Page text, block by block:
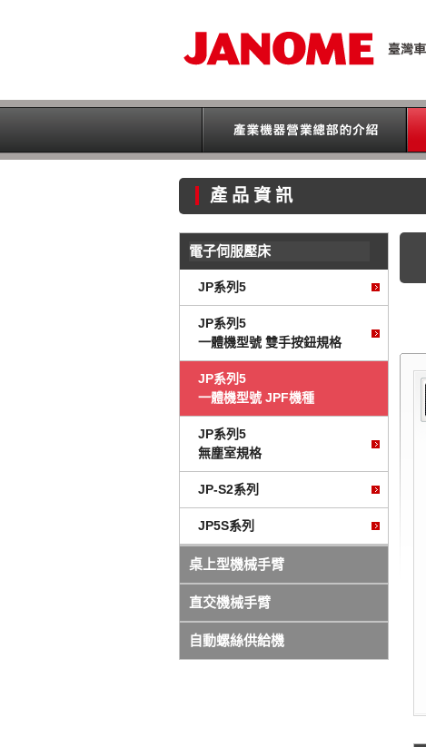
產品資訊
電子伺服壓床
JP系列5
JP系列5
一體機型號 雙手按鈕規格
JP系列5
一體機型號 JPF機種
JP系列5
無塵室規格
JP-S2系列
JP5S系列
桌上型機械手臂
直交機械手臂
自動螺絲供給機